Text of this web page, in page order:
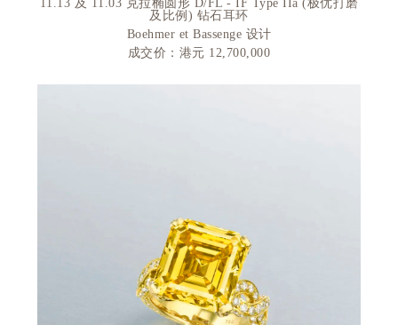
11.13 及 11.03 克拉椭圆形 D/FL - IF Type IIa (极优打磨
及比例 ) 钻石耳环
Boehmer et Bassenge 设计
成交价 ： 港元 12,700,000